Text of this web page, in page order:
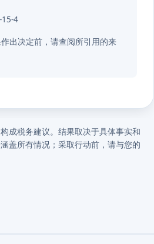
15-4
出决定前，请查阅所引用的来
成税务建议。结果取决于具体事实和
盖所有情况；采取行动前，请与您的